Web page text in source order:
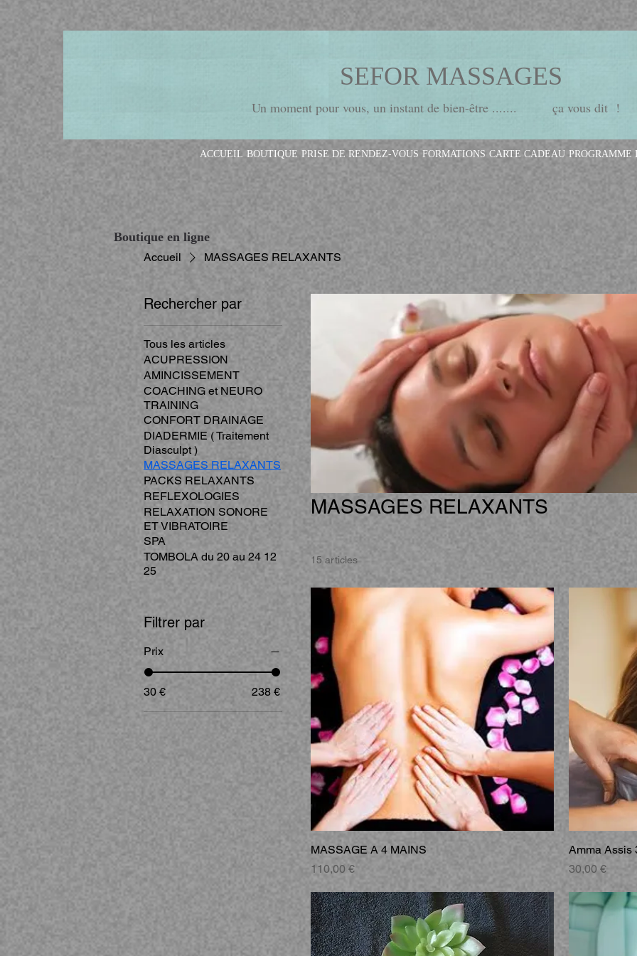
SEFOR MASSAGES
Un moment pour vous, un instant de bien-être ....... ça vous dit !
ACCUEIL BOUTIQUE PRISE DE RENDEZ-VOUS FORMATIONS CARTE CADEAU
Boutique en ligne
Accueil MASSAGES RELAXANTS
Rechercher par
Tous les articles
ACUPRESSION
AMINCISSEMENT
COACHING et NEURO
TRAINING
CONFORT DRAINAGE
DIADERMIE ( Traitement
Diasculpt )
MASSAGES RELAXANTS
PACKS RELAXANTS
REFLEXOLOGIES
RELAXATION SONORE
ET VIBRATOIRE
SPA
TOMBOLA du 20 au 24 12
25
Filtrer par
Prix
30 € 238 €
MASSAGES RELAXANTS
15 articles
MASSAGE A 4 MAINS
Prix
110,00 €
Amma Assis
Prix
30,00 €